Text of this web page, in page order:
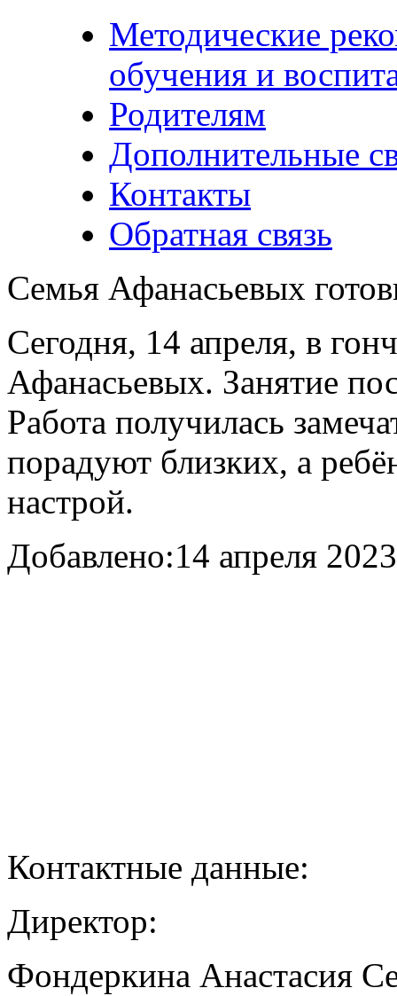
Методические
обучения и
Родителям
Дополнительные
Контакты
Обратная связь
Семья Афанасьевых
Сегодня, 14 апреля, в
Афанасьевых. Занятие
Работа получилась
порадуют близких, а
настрой.
Добавлено:14 апреля
Контактные данные:
Директор:
Фондеркина Анастасия